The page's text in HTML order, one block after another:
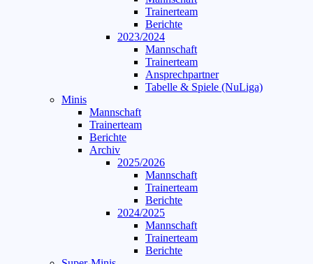
Trainerteam
Berichte
2023/2024
Mannschaft
Trainerteam
Ansprechpartner
Tabelle & Spiele (NuLiga)
Minis
Mannschaft
Trainerteam
Berichte
Archiv
2025/2026
Mannschaft
Trainerteam
Berichte
2024/2025
Mannschaft
Trainerteam
Berichte